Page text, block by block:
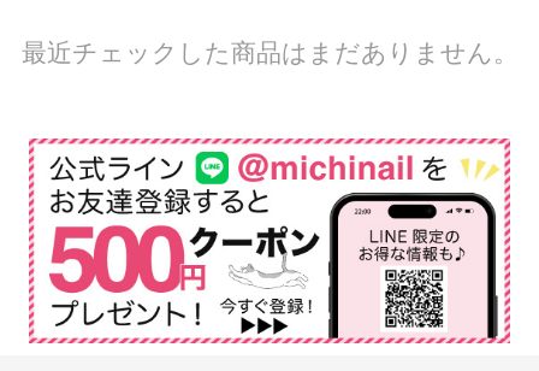
最近チェックした商品はまだありません。